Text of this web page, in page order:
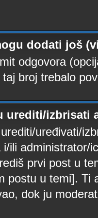
dodati još
odgovora
broj trebalo
urediti/izbrisati
uređivati/
i/ili administrator/
prvi post u
postu u temi]. Ti
dok ju